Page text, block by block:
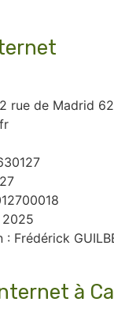
rue de Madrid
Frédérick
à